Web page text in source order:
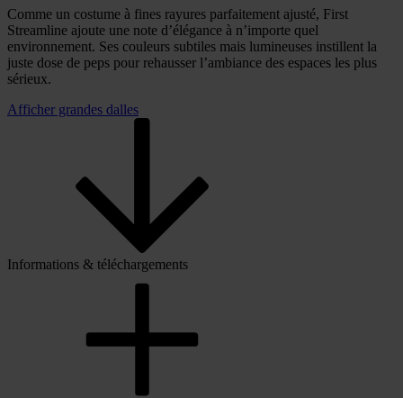
Comme un costume à fines rayures parfaitement ajusté, First
Streamline ajoute une note d’élégance à n’importe quel
environnement. Ses couleurs subtiles mais lumineuses instillent la
juste dose de peps pour rehausser l’ambiance des espaces les plus
sérieux.
Afficher grandes dalles
Informations & téléchargements